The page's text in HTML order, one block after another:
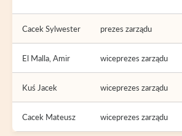
Cacek Sylwester prezes zarządu
El Malla, Amir wiceprezes zarządu
Kuś Jacek wiceprezes zarządu
Cacek Mateusz wiceprezes zarządu